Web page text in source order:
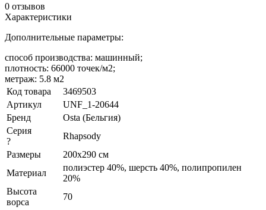
0 отзывов
Характеристики
Дополнительные параметры:
способ производства: машинный;
плотность: 66000 точек/м2;
метраж: 5.8 м2
Код товара
3469503
Артикул
UNF_1-20644
Бренд
Osta (Бельгия)
Серия
?
Rhapsody
Размеры
200x290 см
Материал
полиэстер 40%, шерсть 40%, полипропилен
20%
Высота
ворса
70